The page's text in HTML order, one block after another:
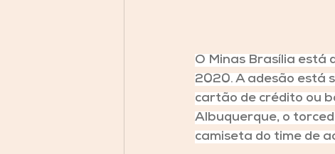
O Minas Brasília está
2020. A adesão está
cartão de crédito ou
Albuquerque, o
camiseta do time de